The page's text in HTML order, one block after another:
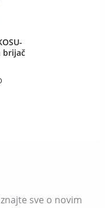
brijač
sve o novim